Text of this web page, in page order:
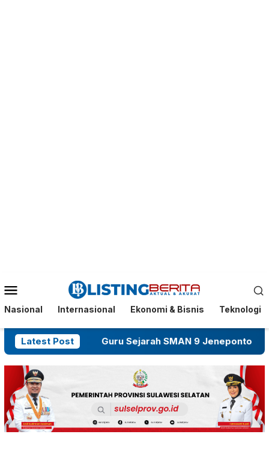
Mobile
Nasional Internasional Ekonomi & Bisnis Teknologi
Latest Post
OTK Guru Sejarah SMAN 9 Jeneponto